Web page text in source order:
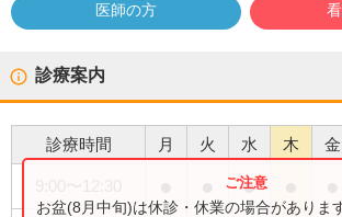
医師の方
診療案内
診療時間 月 火 水 木 金
●
お盆(8月中旬)は休診・休業の場合がありま